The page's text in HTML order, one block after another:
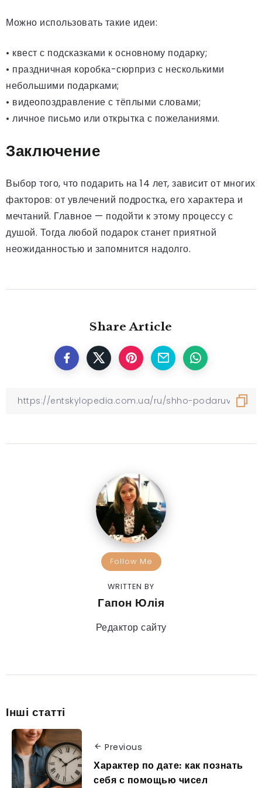
Можно использовать такие идеи:
• квест с подсказками к основному подарку;
• праздничная коробка-сюрприз с несколькими
небольшими подарками;
• видеопоздравление с тёплыми словами;
• личное письмо или открытка с пожеланиями.
Заключение
Выбор того, что подарить на 14 лет, зависит от многих
факторов: от увлечений подростка, его характера и
мечтаний. Главное — подойти к этому процессу с
душой. Тогда любой подарок станет приятной
неожиданностью и запомнится надолго.
Share Article
Follow Me
WRITTEN BY
Гапон Юлія
Редактор сайту
Інші статті
Previous
Характер по дате: как познать
себя с помощью чисел